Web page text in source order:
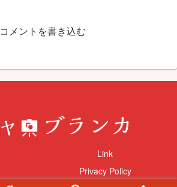
コメントを書き込む
Link
Privacy Policy